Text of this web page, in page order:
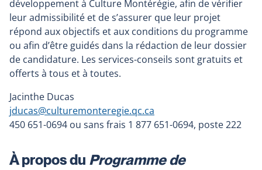
développement à Culture Montérégie, afin de vérifier
leur admissibilité et de s’assurer que leur projet
répond aux objectifs et aux conditions du programme
ou afin d’être guidés dans la rédaction de leur dossier
de candidature. Les services-conseils sont gratuits et
offerts à tous et à toutes.
Jacinthe Ducas
jducas@culturemonteregie.qc.ca
450 651-0694 ou sans frais 1 877 651-0694, poste 222
À propos du Programme de